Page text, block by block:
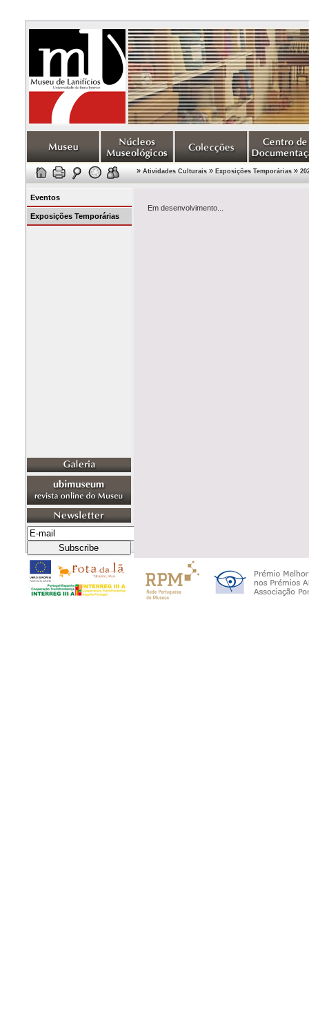
» Atividades Culturais» Exposições Temporárias»
Eventos
Exposições Temporárias
Em desenvolvimento...